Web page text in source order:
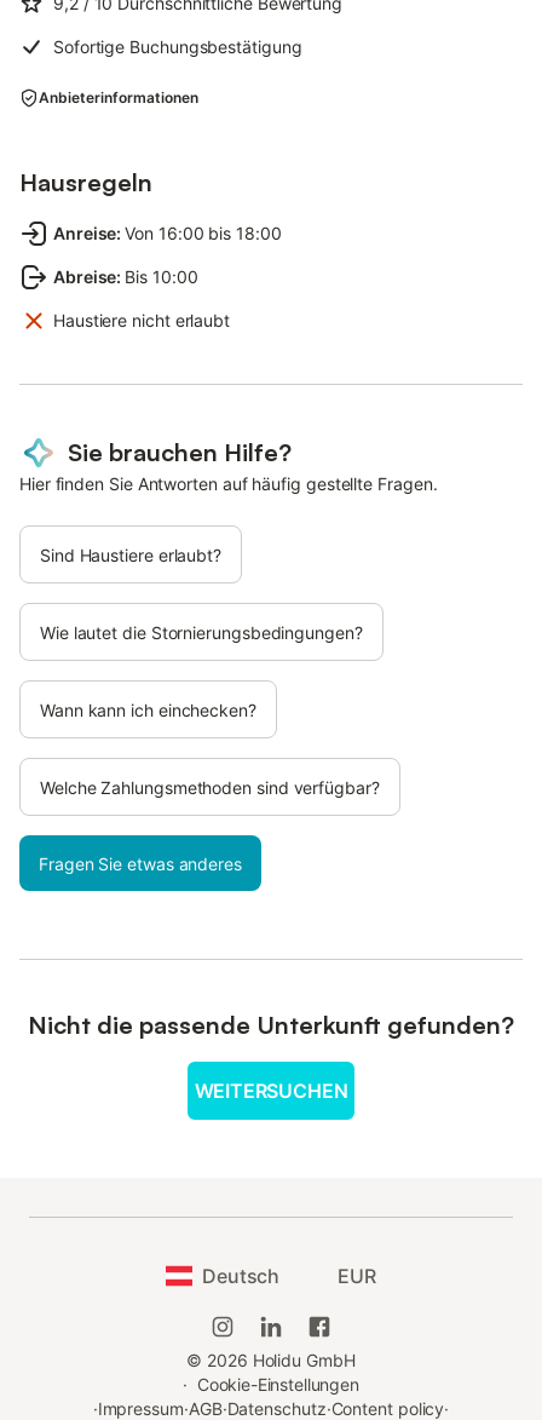
Sofortige Buchungsbestätigung
Anbieterinformationen
Hausregeln
Anreise: Von 16:00 bis 18:00
Abreise: Bis 10:00
Haustiere nicht erlaubt
Sie brauchen Hilfe?
Hier finden Sie Antworten auf häufig gestellte Fragen.
Sind Haustiere erlaubt?
Wie lautet die Stornierungsbedingungen?
Wann kann ich einchecken?
Welche Zahlungsmethoden sind verfügbar?
Fragen Sie etwas anderes
Nicht die passende Unterkunft gefunden?
WEITERSUCHEN
Deutsch EUR
© 2026 Holidu GmbH
· Cookie-Einstellungen
·Impressum·AGB·Datenschutz·Content policy·